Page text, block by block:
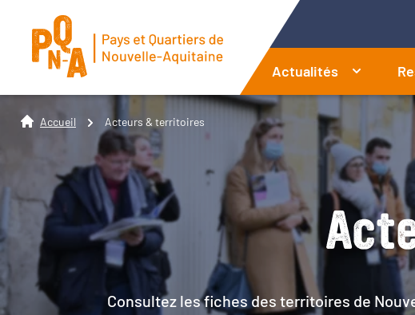
Actualités
Accueil Acteurs & territoires
Consultez les fiches des territoires de